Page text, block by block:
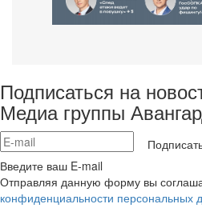
Подписаться на
Медиа группы
Введите ваш E-mail
Отправляя данную форму вы
конфиденциальности персональных